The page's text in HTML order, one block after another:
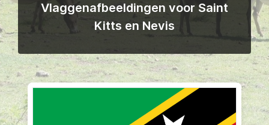
Vlaggenafbeeldingen voor Saint
Kitts en Nevis